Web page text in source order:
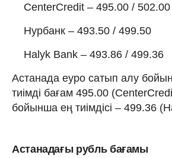
CenterCredit – 495.00 / 502.00
Нурбанк – 493.50 / 499.50
Halyk Bank – 493.86 / 499.36
Астанада еуро сатып алу
тиімді бағам 495.00
бойынша ең тиімдісі – 499.36
Астанадағы рубль бағамы